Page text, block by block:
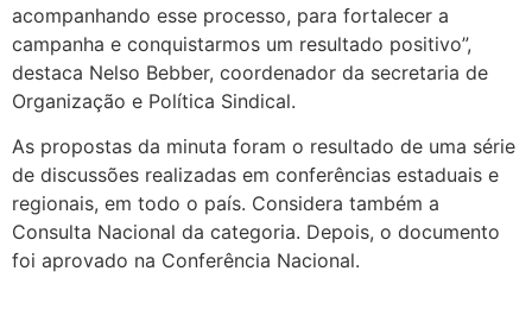
acompanhando esse processo, para fortalecer a
campanha e conquistarmos um resultado positivo”,
destaca Nelso Bebber, coordenador da secretaria de
Organização e Política Sindical.
As propostas da minuta foram o resultado de uma série
de discussões realizadas em conferências estaduais e
regionais, em todo o país. Considera também a
Consulta Nacional da categoria. Depois, o documento
foi aprovado na Conferência Nacional.